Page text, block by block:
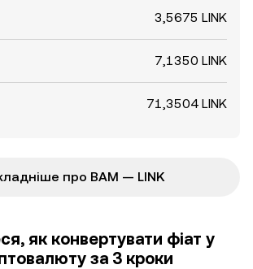
3,5675 LINK
7,1350 LINK
71,3504 LINK
про BAM — LINK
як конвертувати фіат у
за 3 кроки